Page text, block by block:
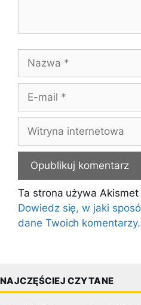
mail
internetowa
Ta strona używa
Dowiedz się, w jaki
dane Twoich komentarzy.
NAJCZĘŚCIEJ CZYTANE